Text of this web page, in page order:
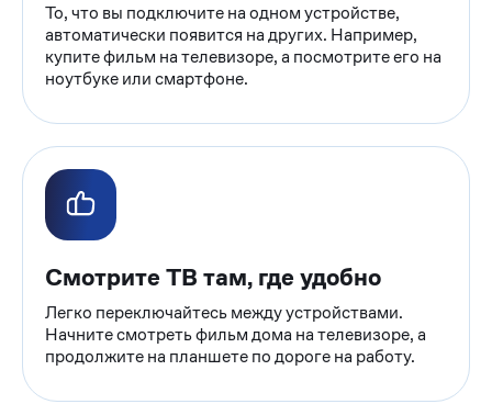
То, что вы подключите на одном устройстве,
автоматически появится на других. Например,
купите фильм на телевизоре, а посмотрите его на
ноутбуке или смартфоне.
Смотрите ТВ там, где удобно
Легко переключайтесь между устройствами.
Начните смотреть фильм дома на телевизоре, а
продолжите на планшете по дороге на работу.